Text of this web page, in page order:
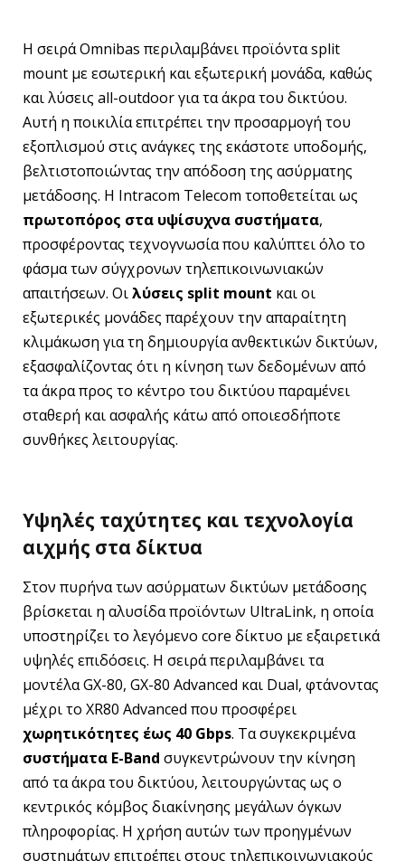
Η σειρά Omnibas περιλαμβάνει προϊόντα split
mount με εσωτερική και εξωτερική μονάδα, καθώς
και λύσεις all-outdoor για τα άκρα του δικτύου.
Αυτή η ποικιλία επιτρέπει την προσαρμογή του
εξοπλισμού στις ανάγκες της εκάστοτε υποδομής,
βελτιστοποιώντας την απόδοση της ασύρματης
μετάδοσης. Η Intracom Telecom τοποθετείται ως
πρωτοπόρος στα υψίσυχνα συστήματα,
προσφέροντας τεχνογνωσία που καλύπτει όλο το
φάσμα των σύγχρονων τηλεπικοινωνιακών
απαιτήσεων. Οιλύσεις split mount και οι
εξωτερικές μονάδες παρέχουν την απαραίτητη
κλιμάκωση για τη δημιουργία ανθεκτικών δικτύων,
εξασφαλίζοντας ότι η κίνηση των δεδομένων από
τα άκρα προς το κέντρο του δικτύου παραμένει
σταθερή και ασφαλής κάτω από οποιεσδήποτε
συνθήκες λειτουργίας.
Υψηλές ταχύτητες και τεχνολογία
αιχμής στα δίκτυα
Στον πυρήνα των ασύρματων δικτύων μετάδοσης
βρίσκεται η αλυσίδα προϊόντων UltraLink, η οποία
υποστηρίζει το λεγόμενο core δίκτυο με εξαιρετικά
υψηλές επιδόσεις. Η σειρά περιλαμβάνει τα
μοντέλα GX-80, GX-80 Advanced και Dual, φτάνοντας
μέχρι το XR80 Advanced που προσφέρει
χωρητικότητες έως 40 Gbps. Τα συγκεκριμένα
συστήματα E-Band συγκεντρώνουν την κίνηση
από τα άκρα του δικτύου, λειτουργώντας ως ο
κεντρικός κόμβος διακίνησης μεγάλων όγκων
πληροφορίας. Η χρήση αυτών των προηγμένων
συστημάτων επιτρέπει στους τηλεπικοινωνιακούς